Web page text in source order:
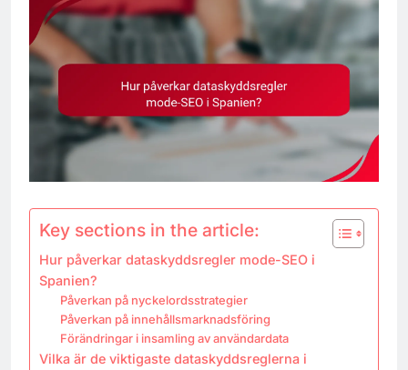
Key sections in the article:
Hur påverkar dataskyddsregler mode-SEO i
Spanien?
Påverkan på nyckelordsstrategier
Påverkan på innehållsmarknadsföring
Förändringar i insamling av användardata
Vilka är de viktigaste dataskyddsreglerna i